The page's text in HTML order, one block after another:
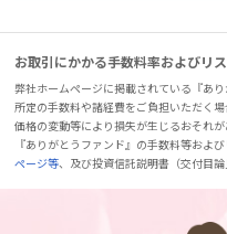
お取引にかかる手数料率およびリ
弊社ホームページに掲載されている『あ
所定の手数料や諸経費をご負担いただく
価格の変動等により損失が生じるおそれ
『ありがとうファンド』の手数料等およ
ページ等、及び投資信託説明書（交付目